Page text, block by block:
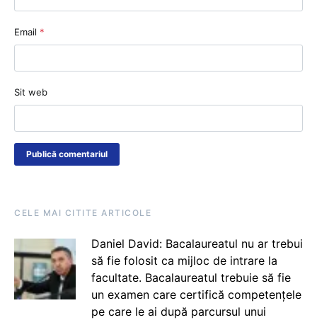
Email *
Sit web
CELE MAI CITITE ARTICOLE
Daniel David: Bacalaureatul nu ar trebui
să fie folosit ca mijloc de intrare la
facultate. Bacalaureatul trebuie să fie
un examen care certifică competențele
pe care le ai după parcursul unui